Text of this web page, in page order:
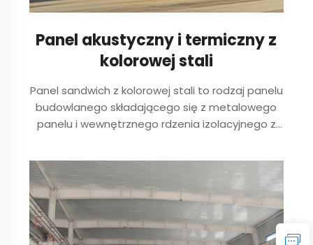
Panel akustyczny i termiczny z
kolorowej stali
Panel sandwich z kolorowej stali to rodzaj panelu
budowlanego składającego się z metalowego
panelu i wewnętrznego rdzenia izolacyjnego z
sandwich z kolorowej stali z poliuretanu, panel
sandwich z kolorowej stali z wełny mineralnej,
prawdziwa płyta złota i gl...